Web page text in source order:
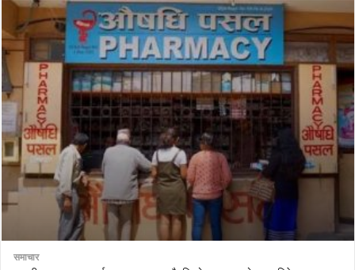
समाचार